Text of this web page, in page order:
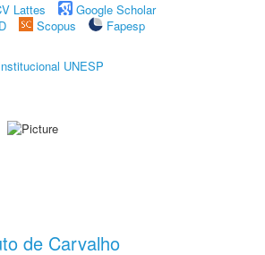
Lattes
Google Scholar
Scopus
Fapesp
UNESP
de Carvalho